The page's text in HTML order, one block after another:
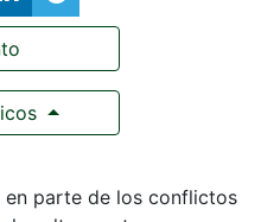
en parte de los conflictos